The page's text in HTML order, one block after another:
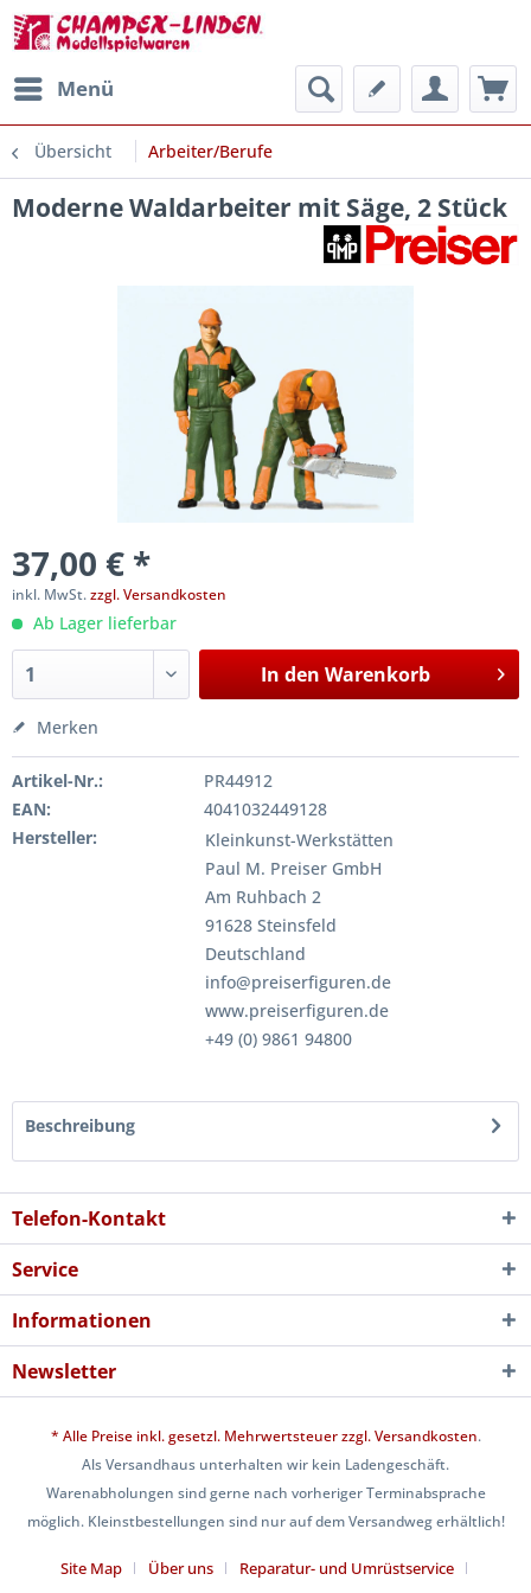
Menü
Übersicht Arbeiter/Berufe
Moderne Waldarbeiter mit Säge, 2 Stück
37,00 € *
inkl. MwSt.zzgl. Versandkosten
Ab Lager lieferbar
In den Warenkorb
Merken
Artikel-Nr.:
PR44912
EAN:
4041032449128
Hersteller:
Kleinkunst-Werkstätten
Paul M. Preiser GmbH
Am Ruhbach 2
91628 Steinsfeld
Deutschland
info@preiserfiguren.de
www.preiserfiguren.de
+49 (0) 9861 94800
Beschreibung
Telefon-Kontakt
Service
Informationen
Newsletter
* Alle Preise inkl. gesetzl. Mehrwertsteuer zzgl.Versandkosten.
Als Versandhaus unterhalten wir kein Ladengeschäft.
Warenabholungen sind gerne nach vorheriger Terminabsprache
möglich. Kleinstbestellungen sind nur auf dem Versandweg erhältlich!
Site Map Über uns Reparatur- und Umrüstservice